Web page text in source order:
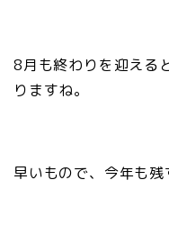
8月も終わりを迎える
りますね。
早いもので、今年も残